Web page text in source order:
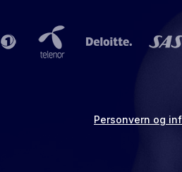
Personvern og